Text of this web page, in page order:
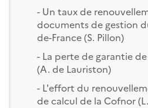
- Un taux de
documents de gestion
de-France (S. Pillon)
- La perte de garantie
(A. de Lauriston)
- L'effort du
de calcul de la Cofnor